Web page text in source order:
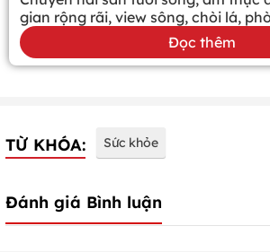
gian rộng rãi, view sông, chòi lá,
Đọc thêm
TỪ KHÓA: Sức khỏe
Đánh giá Bình luận